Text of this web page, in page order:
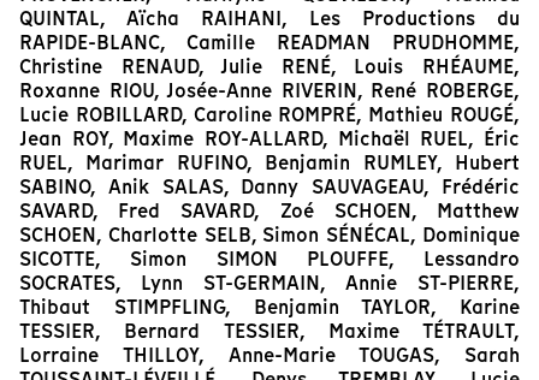
QUINTAL, Aïcha RAIHANI, Les Productions du
RAPIDE-BLANC, Camille READMAN PRUDHOMME,
Christine RENAUD, Julie RENÉ, Louis RHÉAUME,
Roxanne RIOU, Josée-Anne RIVERIN, René ROBERGE,
Lucie ROBILLARD, Caroline ROMPRÉ, Mathieu ROUGÉ,
Jean ROY, Maxime ROY-ALLARD, Michaël RUEL, Éric
RUEL, Marimar RUFINO, Benjamin RUMLEY, Hubert
SABINO, Anik SALAS, Danny SAUVAGEAU, Frédéric
SAVARD, Fred SAVARD, Zoé SCHOEN, Matthew
SCHOEN, Charlotte SELB, Simon SÉNÉCAL, Dominique
SICOTTE, Simon SIMON PLOUFFE, Lessandro
SOCRATES, Lynn ST-GERMAIN, Annie ST-PIERRE,
Thibaut STIMPFLING, Benjamin TAYLOR, Karine
TESSIER, Bernard TESSIER, Maxime TÉTRAULT,
Lorraine THILLOY, Anne-Marie TOUGAS, Sarah